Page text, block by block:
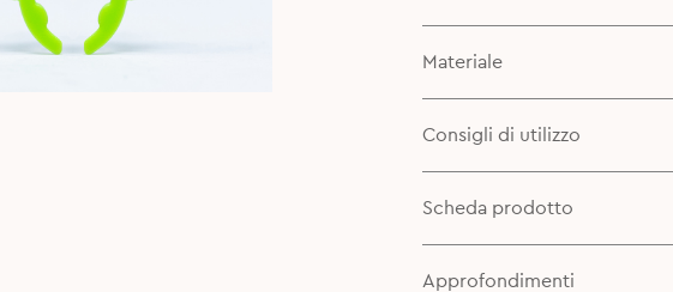
Materiale
Consigli di utilizzo
Scheda prodotto
Approfondimenti